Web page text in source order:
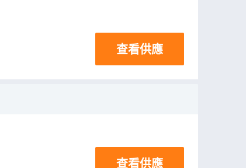
查看供應
查看供應